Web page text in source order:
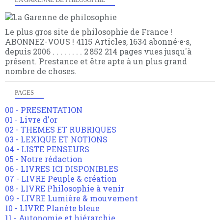
Le plus gros site de philosophie de France !
ABONNEZ-VOUS ! 4115 Articles, 1634 abonné·e·s,
depuis 2006 . . . . . . . . 2 852 214 pages vues jusqu'à
présent. Prestance et être apte à un plus grand
nombre de choses.
PAGES
00 - PRESENTATION
01 - Livre d'or
02 - THEMES ET RUBRIQUES
03 - LEXIQUE ET NOTIONS
04 - LISTE PENSEURS
05 - Notre rédaction
06 - LIVRES ICI DISPONIBLES
07 - LIVRE Peuple & création
08 - LIVRE Philosophie à venir
09 - LIVRE Lumière & mouvement
10 - LIVRE Planète bleue